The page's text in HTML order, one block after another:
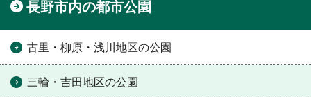
長野市内の都市公園
古里・柳原・浅川地区の公園
三輪・吉田地区の公園